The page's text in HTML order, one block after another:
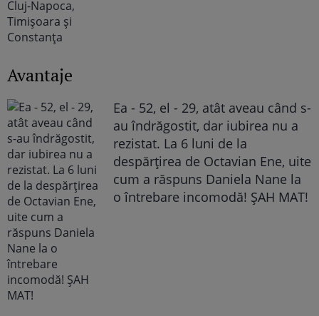
Avantaje
Ea - 52, el - 29, atât aveau când s-
au îndrăgostit, dar iubirea nu a
rezistat. La 6 luni de la
despărțirea de Octavian Ene, uite
cum a răspuns Daniela Nane la
o întrebare incomodă! ȘAH MAT!